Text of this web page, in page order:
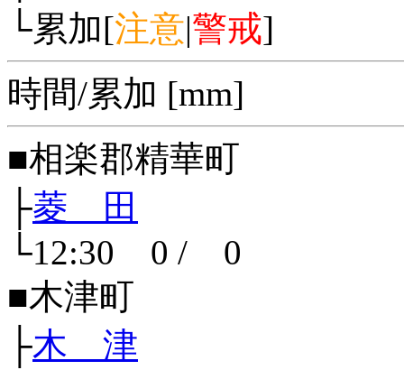
└累加[注意|警戒]
時間/累加 [mm]
■相楽郡精華町
├菱 田
└12:30 0 / 0
■木津町
├木 津